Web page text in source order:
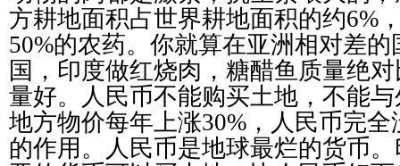
方耕地面积占世界耕地面积的约6%
50%的农药。你就算在亚洲相对差
国，印度做红烧肉，糖醋鱼质量绝
量好。人民币不能购买土地，不能
地方物价每年上涨30% ，人民币完
的作用。人民币是地球最烂的货币